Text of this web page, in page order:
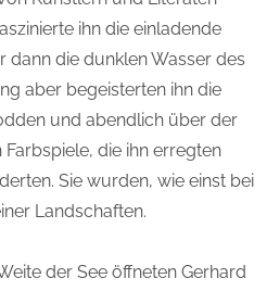
ihn die einladende
dann die dunklen Wasser des
aber begeisterten ihn die
und abendlich über der
die ihn erregten
Sie wurden, wie einst bei
Landschaften.
der See öffneten Gerhard